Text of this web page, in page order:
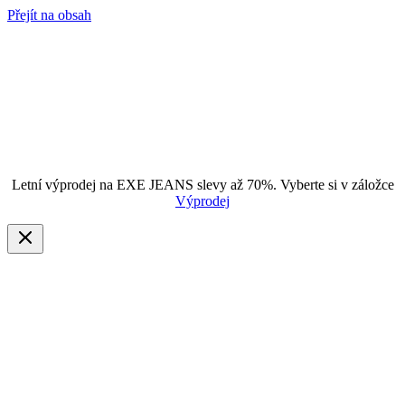
Přejít na obsah
Letní výprodej na EXE JEANS slevy až 70%. Vyberte si v záložce
Výprodej